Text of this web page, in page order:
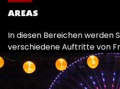
AREAS
In diesen Bereichen werden
verschiedene Auftritte von